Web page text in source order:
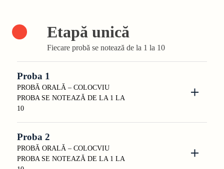
Etapă unică
Fiecare probă se notează de la 1 la 10
Proba 1
PROBĂ ORALĂ – COLOCVIU
PROBA SE NOTEAZĂ DE LA 1 LA
10
Proba 2
PROBĂ ORALĂ – COLOCVIU
PROBA SE NOTEAZĂ DE LA 1 LA